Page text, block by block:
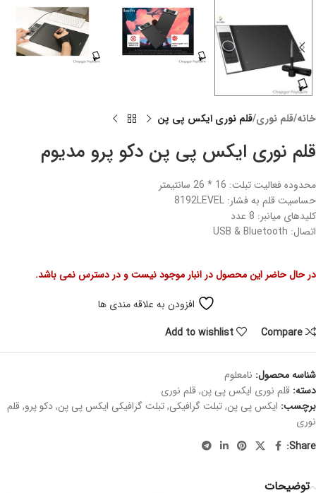
خانه قلم نوری قلم نوری ایکس پی پن
قلم نوری ایکس پی پن دکو پرو مدیوم
محدوده فعالیت تبلت: 16 * 26 سانتیمتر
حساسیت قلم به فشار: 8192LEVEL
کلیدهای میانبر: 8 عدد
اتصال: USB & Bluetooth
در حال حاضر این محصول در انبار موجود نیست و در دسترس نمی باشد.
افزودن به علاقه مندی ها
Compare
Add to wishlist
شناسه محصول: نامعلوم
دسته: قلم نوری ایکس پی پن,قلم نوری
برچسب: ایکس پی پن,تبلت گرافیکی,تبلت گرافیکی ایکس پی پن,دکو پرو,قلم
نوری
Share:
توضیحات